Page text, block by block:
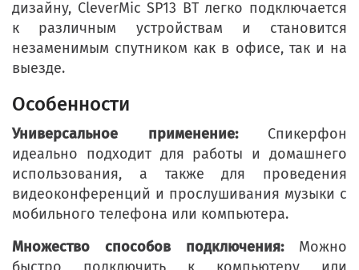
дизайну, CleverMic SP13 BT легко подключается
к различным устройствам и становится
незаменимым спутником как в офисе, так и на
выезде.
Особенности
Универсальное применение:Спикерфон
идеально подходит для работы и домашнего
использования, а также для проведения
видеоконференций и прослушивания музыки с
мобильного телефона или компьютера.
Множество способов подключения:Можно
быстро подключить к компьютеру или